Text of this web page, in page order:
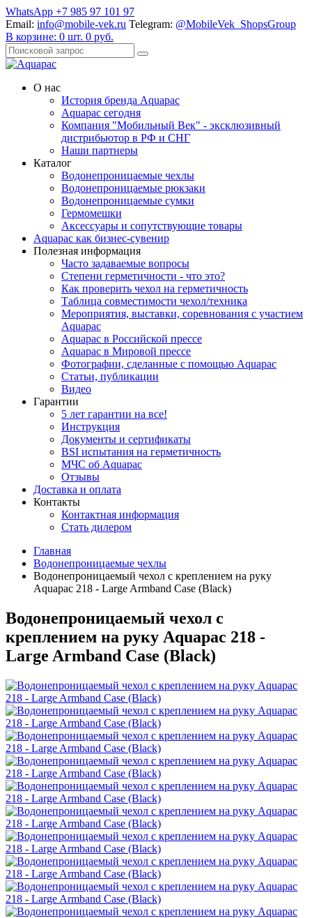
WhatsApp +7 985 97 101 97
Email: info@mobile-vek.ru Telegram: @MobileVek_ShopsGroup
В корзине: 0 шт. 0 руб.
О нас
История бренда Aquapac
Aquapac cегодня
Компания "Мобильный Век" - эксклюзивный
дистрибьютор в РФ и СНГ
Наши партнеры
Каталог
Водонепроницаемые чехлы
Водонепроницаемые рюкзаки
Водонепроницаемые сумки
Гермомешки
Аксессуары и сопутствующие товары
Aquapac как бизнес-сувенир
Полезная информация
Часто задаваемые вопросы
Степени герметичности - что это?
Как проверить чехол на герметичность
Таблица совместимости чехол/техника
Мероприятия, выставки, соревнования с участием
Aquapac
Aquapac в Российской прессе
Aquapac в Мировой прессе
Фотографии, сделанные с помощью Aquapac
Статьи, публикации
Видео
Гарантии
5 лет гарантии на все!
Инструкция
Документы и сертификаты
BSI испытания на герметичность
МЧС об Aquapac
Отзывы
Доставка и оплата
Контакты
Контактная информация
Стать дилером
Главная
Водонепроницаемые чехлы
Водонепроницаемый чехол с креплением на руку
Aquapac 218 - Large Armband Case (Black)
Водонепроницаемый чехол с
креплением на руку Aquapac 218 -
Large Armband Case (Black)